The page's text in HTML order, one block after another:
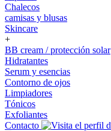
Chalecos
camisas y blusas
Skincare
+
BB cream / protección solar
Hidratantes
Serum y esencias
Contorno de ojos
Limpiadores
Tónicos
Exfoliantes
Contacto